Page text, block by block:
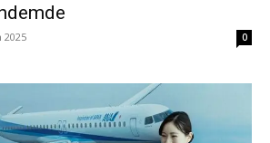
2025 0